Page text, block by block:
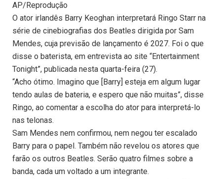
AP/Reprodução
O ator irlandês Barry Keoghan interpretará Ringo Starr na
série de cinebiografias dos Beatles dirigida por Sam
Mendes, cuja previsão de lançamento é 2027. Foi o que
disse o baterista, em entrevista ao site “Entertainment
Tonight”, publicada nesta quarta-feira (27).
“Acho ótimo. Imagino que [Barry] esteja em algum lugar
tendo aulas de bateria, e espero que não muitas”, disse
Ringo, ao comentar a escolha do ator para interpretá-lo
nas telonas.
Sam Mendes nem confirmou, nem negou ter escalado
Barry para o papel. Também não revelou os atores que
farão os outros Beatles. Serão quatro filmes sobre a
banda, cada um voltado a um integrante.